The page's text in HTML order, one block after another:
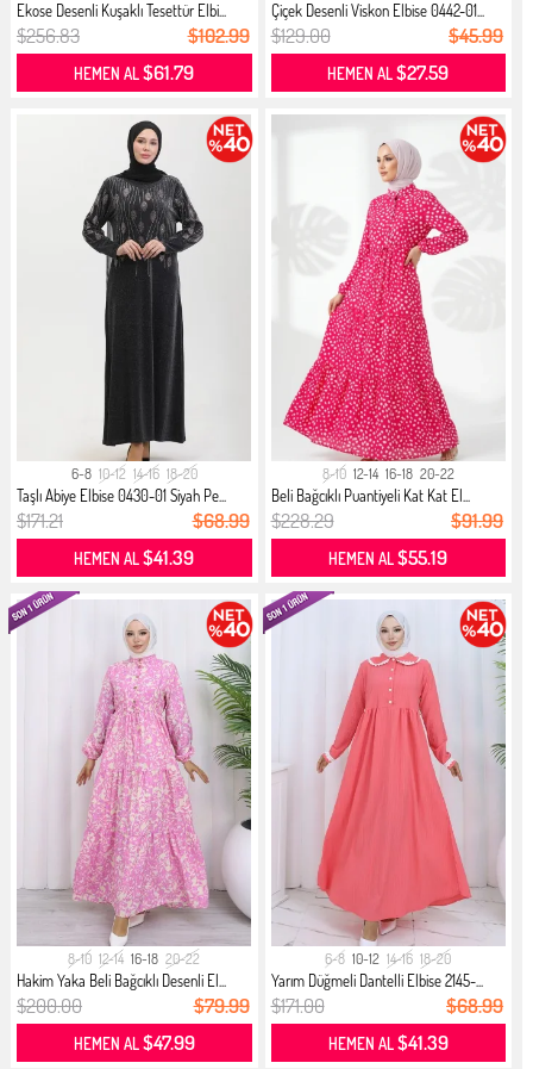
Ekose Desenli Kuşaklı Tesettür Elbi...
$256.83 $102.99
HEMEN AL$61.79
Çiçek Desenli Viskon Elbise 0442-01...
$129.00 $45.99
HEMEN AL$27.59
6-8 10-12 14-16 18-20
Taşlı Abiye Elbise 0430-01 Siyah Pe...
$171.21 $68.99
HEMEN AL$41.39
8-10 12-14 16-18 20-22
Beli Bağcıklı Puantiyeli Kat Kat El...
$228.29 $91.99
HEMEN AL$55.19
8-10 12-14 16-18 20-22
Hakim Yaka Beli Bağcıklı Desenli El...
$200.00 $79.99
HEMEN AL$47.99
6-8 10-12 14-16 18-20
Yarım Düğmeli Dantelli Elbise 2145-...
$171.00 $68.99
HEMEN AL$41.39